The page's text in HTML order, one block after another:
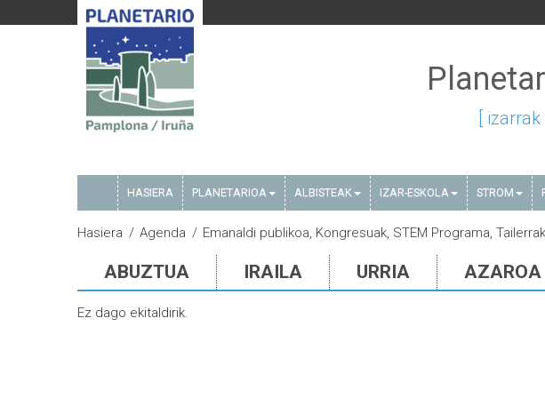
[
HASIERA PLANETARIOA ALBISTEAK IZAR-ESKOLA STROM
Hasiera Agenda Emanaldi publikoa, Kongresuak, STEM Programa, Tailerrak
ABUZTUA IRAILA URRIA AZAROA
Ez dago ekitaldirik.